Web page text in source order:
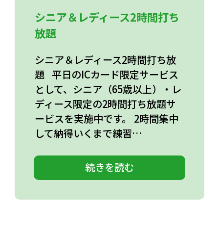
シニア＆レディース2時間打ち
放題
シニア＆レディース2時間打ち放
題 平日のICカード限定サービス
として、シニア（65歳以上）・レ
ディース限定の2時間打ち放題サ
ービスを実施中です。 2時間集中
して納得いくまで練習…
続きを読む